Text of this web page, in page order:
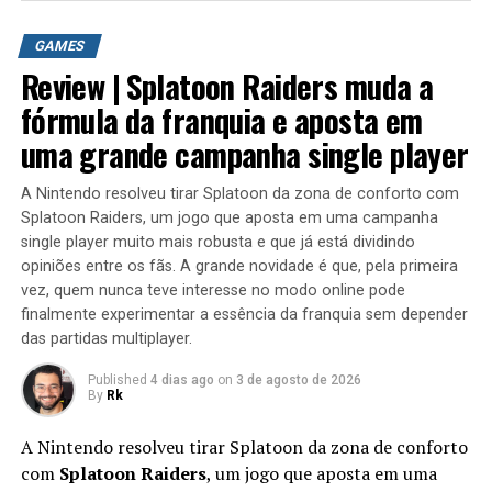
Lives na Twitch e Facebook: /rkplay
Contato Profissional: contato.roberto94@gmail.com
#rkplay #sonicfangames #sonic
HISTORIA DE FAN GAMES SONIC
Playlist
Sonic the Hedgehog (também conhecido como Sonic
Saturday AM ou Sonic SatAM ou Sonic, o Ouriço
(português brasileiro e europeu)) é um desenho animado
norte-americano e italiano produzido pela DIC
Entertainment, Sega of America, Inc., e o estúdio
italiano Reteitalia S.p.A em associação com Telecinco,
Sonic the Hedgehog. O desenho estreou nos Estados
Unidos no dia 13 de junho de 1993 no canal ABC. Foi
GAMES
Review | Splatoon Raiders muda a
fórmula da franquia e aposta em
uma grande campanha single player
A Nintendo resolveu tirar Splatoon da zona de conforto com
Splatoon Raiders, um jogo que aposta em uma campanha
single player muito mais robusta e que já está dividindo
opiniões entre os fãs. A grande novidade é que, pela primeira
vez, quem nunca teve interesse no modo online pode
finalmente experimentar a essência da franquia sem depender
das partidas multiplayer.
Published 4 dias ago on 3 de agosto de 2026
By Rk
A Nintendo resolveu tirar Splatoon da zona de conforto
com Splatoon Raiders, um jogo que aposta em uma